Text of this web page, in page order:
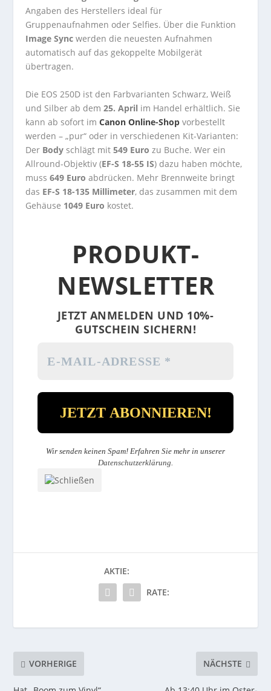
Angaben des Herstellers ideal für
Gruppenaufnahmen oder Selfies. Über die Funktion
Image Sync werden die neuesten Aufnahmen
automatisch auf das gekoppelte Mobilgerät
übertragen.
Die EOS 250D ist den Farbvarianten Schwarz, Weiß
und Silber ab dem 25. April im Handel erhältlich. Sie
kann ab sofort im Canon Online-Shop vorbestellt
werden – „pur“ oder in verschiedenen Kit-Varianten:
Der Body schlägt mit549 Euro zu Buche. Wer ein
Allround-Objektiv (EF-S 18-55 IS) dazu haben möchte,
muss649 Euroabdrücken. Mehr Brennweite bringt
das EF-S 18-135 Millimeter, das zusammen mit dem
Gehäuse 1049 Euro kostet.
PRODUKT-
NEWSLETTER
JETZT ANMELDEN UND 10%-
GUTSCHEIN SICHERN!
Wir senden keinen Spam! Erfahren Sie mehr in unserer
Datenschutzerklärung
AKTIE:
RATE:
VORHERIGE NÄCHSTE